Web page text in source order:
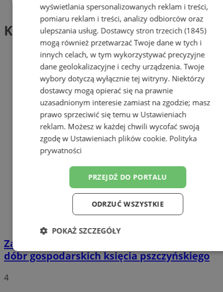
Tag: Klub Turystyki Kolarskiej
Klub Turystyki Kolarskiej (1)
Za nami rowerowa przejażdżka szlakiem
dóbr gospodarskich księcia pszczyńskiego
4
wyświetlania spersonalizowanych reklam i treści,
pomiaru reklam i treści, analizy odbiorców oraz
ulepszania usług. Dostawcy stron trzecich (1845)
mogą również przetwarzać Twoje dane w tych i
innych celach, w tym wykorzystywać precyzyjne
dane geolokalizacyjne i cechy urządzenia. Twoje
wybory dotyczą wyłącznie tej witryny. Niektórzy
dostawcy mogą opierać się na prawnie
uzasadnionym interesie zamiast na zgodzie; masz
prawo sprzeciwić się temu w Ustawieniach
reklam. Możesz w każdej chwili wycofać swoją
zgodę w Ustawieniach plików cookie. Polityka
prywatności
PRZEJDŹ DO PORTALU
ODRZUĆ WSZYSTKIE
POKAŻ SZCZEGÓŁY
Niezbędne Wydajność Targetowanie